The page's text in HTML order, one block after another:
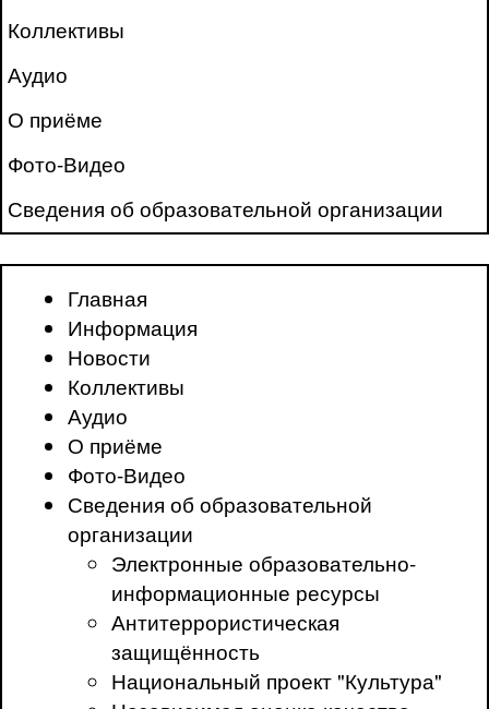
Коллективы
Аудио
О приёме
Фото-Видео
Сведения об образовательной организации
Главная
Информация
Новости
Коллективы
Аудио
О приёме
Фото-Видео
Сведения об образовательной
организации
Электронные образовательно-
информационные ресурсы
Антитеррористическая
защищённость
Национальный проект "Культура"